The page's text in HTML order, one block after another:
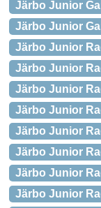
Järbo Junior
Järbo Junior
Järbo Junior
Järbo Junior
Järbo Junior
Järbo Junior
Järbo Junior
Järbo Junior
Järbo Junior
Järbo Junior